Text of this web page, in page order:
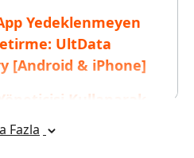
Yedeklenmeyen
UltData
[Android & iPhone]
Kullanarak
Geri
Fazla